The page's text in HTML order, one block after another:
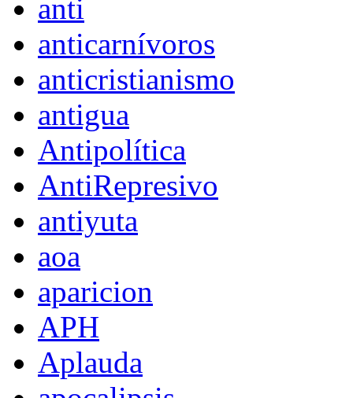
anti
anticarnívoros
anticristianismo
antigua
Antipolítica
AntiRepresivo
antiyuta
aoa
aparicion
APH
Aplauda